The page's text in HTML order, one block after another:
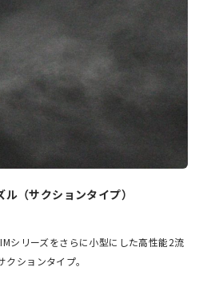
（サクションタイプ）
シリーズをさらに小型にした高性能2流
ションタイプ。